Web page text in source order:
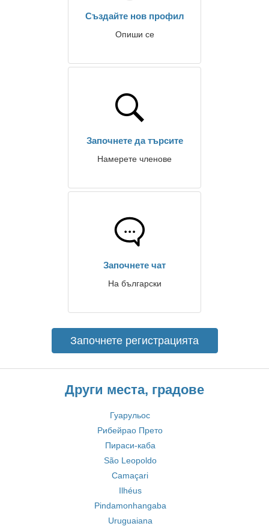
Създайте нов профил
Опиши се
Започнете да търсите
Намерете членове
Започнете чат
На български
Започнете регистрацията
Други места, градове
Гуарульос
Рибейрао Прето
Пираси-каба
São Leopoldo
Camaçari
Ilhéus
Pindamonhangaba
Uruguaiana